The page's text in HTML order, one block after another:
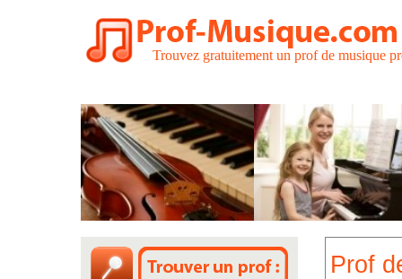
Trouvez gratuitement un prof de musique
Prof